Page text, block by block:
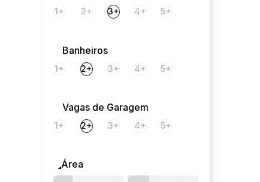
1+ 2+ 3+ 4+ 5+
Banheiros
1+ 2+ 3+ 4+ 5+
Vagas de Garagem
1+ 2+ 3+ 4+ 5+
Área